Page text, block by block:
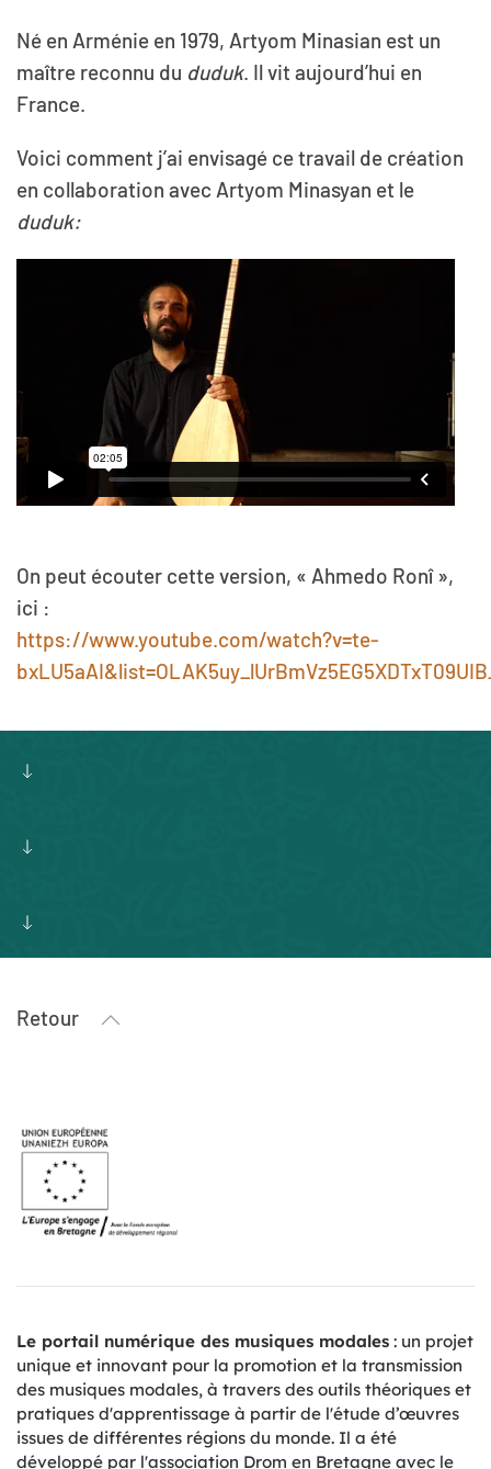
Né en Arménie en 1979, Artyom Minasian est un
maître reconnu du duduk. Il vit aujourd’hui en
France.
Voici comment j’ai envisagé ce travail de création
en collaboration avec Artyom Minasyan et le
duduk:
On peut écouter cette version, « Ahmedo Ronî »,
ici :
https://www.youtube.com/watch?v=te-
Retour
Le portail numérique des musiques modales : un projet
unique et innovant pour la promotion et la transmission
des musiques modales, à travers des outils théoriques et
pratiques d'apprentissage à partir de l'étude d’œuvres
issues de différentes régions du monde. Il a été
développé par l'association Drom en Bretagne avec le